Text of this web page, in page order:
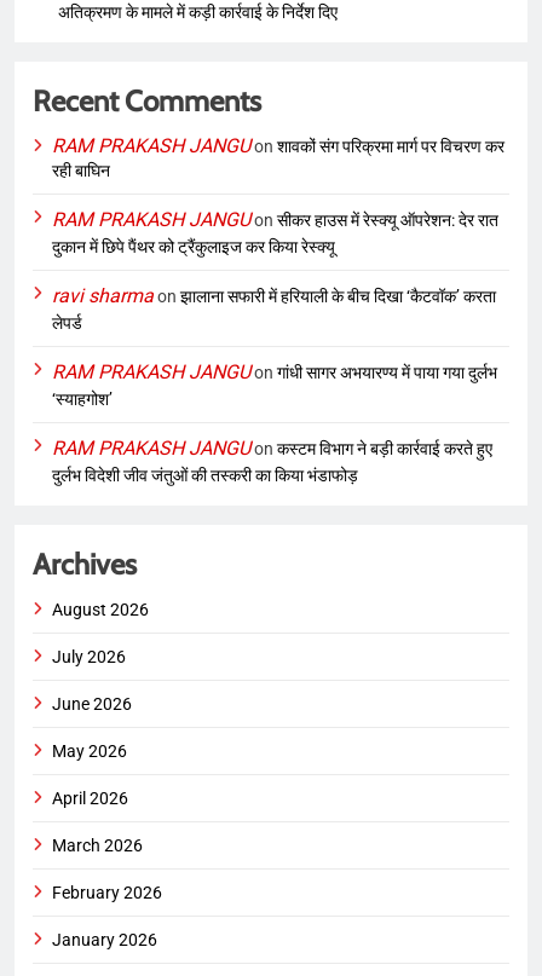
अतिक्रमण के मामले में कड़ी कार्रवाई के निर्देश दिए
Recent Comments
RAM PRAKASH JANGUon शावकों संग परिक्रमा मार्ग पर विचरण कर
रही बाघिन
RAM PRAKASH JANGUon सीकर हाउस में रेस्क्यू ऑपरेशन: देर रात
दुकान में छिपे पैंथर को ट्रैंकुलाइज कर किया रेस्क्यू
ravi sharmaon झालाना सफारी में हरियाली के बीच दिखा ‘कैटवॉक’ करता
लेपर्ड
RAM PRAKASH JANGUon गांधी सागर अभयारण्य में पाया गया दुर्लभ
‘स्याहगोश’
RAM PRAKASH JANGUon कस्टम विभाग ने बड़ी कार्रवाई करते हुए
दुर्लभ विदेशी जीव जंतुओं की तस्करी का किया भंडाफोड़
Archives
August 2026
July 2026
June 2026
May 2026
April 2026
March 2026
February 2026
January 2026